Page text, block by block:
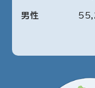
男性 55